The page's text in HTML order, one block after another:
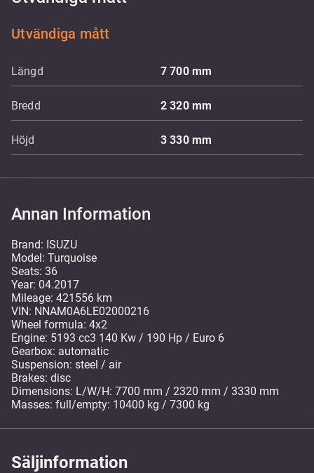
Utvändiga mått
Längd 7 700 mm
Bredd 2 320 mm
Höjd 3 330 mm
Annan Information
Brand: ISUZU
Model: Turquoise
Seats: 36
Year: 04.2017
Mileage: 421556 km
VIN: NNAM0A6LE02000216
Wheel formula: 4x2
Engine: 5193 cc3 140 Kw / 190 Hp / Euro 6
Gearbox: automatic
Suspension: steel / air
Brakes: disc
Dimensions: L/W/H: 7700 mm / 2320 mm / 3330 mm
Masses: full/empty: 10400 kg / 7300 kg
Säljinformation